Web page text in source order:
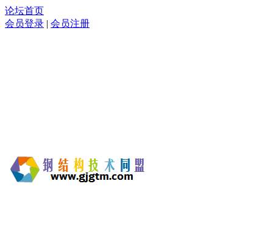
论坛首页
会员登录 | 会员注册